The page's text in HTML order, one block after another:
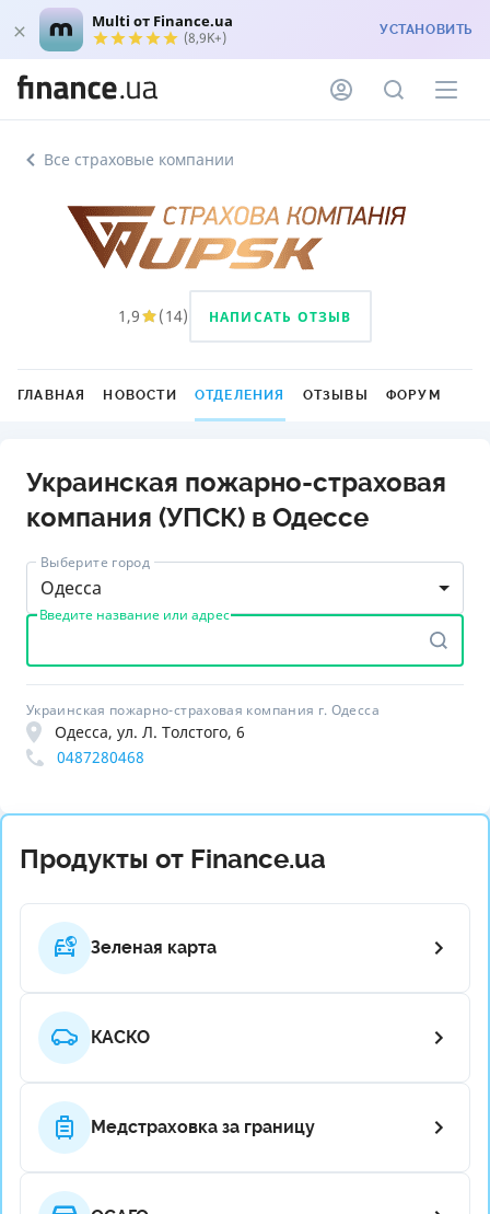
Multi от Finance.ua
(8,9K+) УСТАНОВИТЬ
Все страховые компании
1,9 (14) НАПИСАТЬ ОТЗЫВ
ГЛАВНАЯ НОВОСТИ ОТДЕЛЕНИЯ ОТЗЫВЫ ФОРУМ
Украинская пожарно-страховая
компания (УПСК) в Одессе
Выберите город
Одесса
Введите название или адрес
Украинская пожарно-страховая компания г. Одесса
Одесса, ул. Л. Толстого, 6
0487280468
Продукты от Finance.ua
Зеленая карта
КАСКО
Медстраховка за границу